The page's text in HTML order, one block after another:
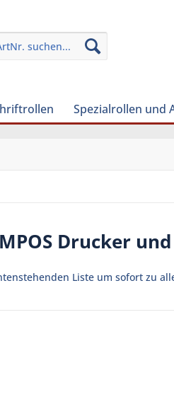
Spezialrollen und
Drucker
Liste um sofort zu